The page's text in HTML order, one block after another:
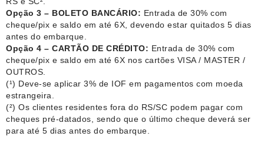
Opção 3 – BOLETO BANCÁRIO: Entrada de 30% com
cheque/pix e saldo em até 6X, devendo estar quitados 5 dias
antes do embarque.
Opção 4 – CARTÃO DE CRÉDITO: Entrada de 30% com
cheque/pix e saldo em até 6X nos cartões VISA / MASTER /
OUTROS.
(¹) Deve-se aplicar 3% de IOF em pagamentos com moeda
estrangeira.
(²) Os clientes residentes fora do RS/SC podem pagar com
cheques pré-datados, sendo que o último cheque deverá ser
para até 5 dias antes do embarque.